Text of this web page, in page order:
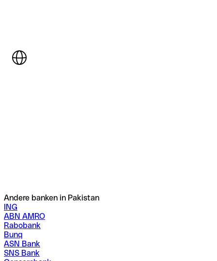
Andere banken in Pakistan
ING
ABN AMRO
Rabobank
Bunq
ASN Bank
SNS Bank